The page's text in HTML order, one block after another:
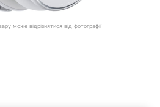
може відрізнятися від фотографії